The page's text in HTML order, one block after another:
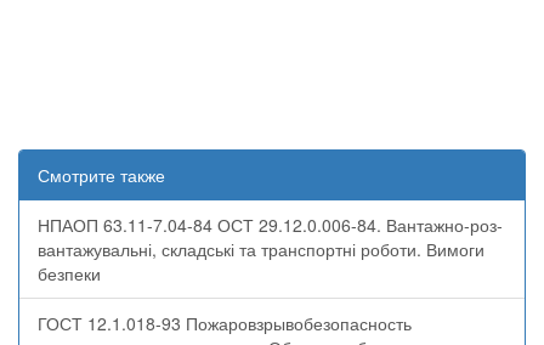
Смотрите также
НПАОП 63.11-7.04-84 ОСТ 29.12.0.006-84. Вантажно-роз­
ван­тажу­вальні, складські та транспортні ро­боти. Вимоги
безпеки
ГОСТ 12.1.018-93 Пожаровзрывобезопасность